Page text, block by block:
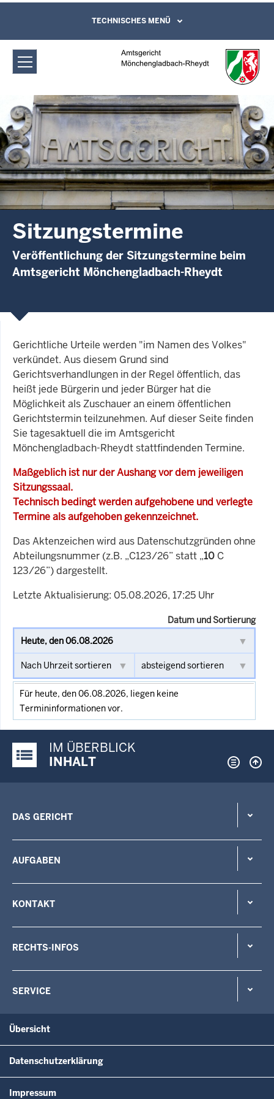
Amtsgericht Mönchengladbach-
Rheydt: Sitzungstermine
Direkt zum Inhalt
Leichte Sprache, Gebärdensprachenvideo
und Kontaktformular
TECHNISCHES MENÜ
Sitzungstermine
Veröffentlichung der Sitzungstermine beim
Amtsgericht Mönchengladbach-Rheydt
Gerichtliche Urteile werden "im Namen des Volkes"
verkündet. Aus diesem Grund sind
Gerichtsverhandlungen in der Regel öffentlich, das
heißt jede Bürgerin und jeder Bürger hat die
Möglichkeit als Zuschauer an einem öffentlichen
Gerichtstermin teilzunehmen. Auf dieser Seite finden
Sie tagesaktuell die im Amtsgericht
Mönchengladbach-Rheydt stattfindenden Termine.
Maßgeblich ist nur der Aushang vor dem jeweiligen
Sitzungssaal.
Technisch bedingt werden aufgehobene und verlegte
Termine als aufgehoben gekennzeichnet.
Das Aktenzeichen wird aus Datenschutzgründen ohne
Abteilungsnummer (z.B. „C123/26” statt „10 C
123/26”) dargestellt.
Letzte Aktualisierung: 05.08.2026, 17:25 Uhr
Datum und Sortierung
Für heute, den 06.08.2026, liegen keine
Termininformationen vor.
Justiz-Portal im Überblick:
IM ÜBERBLICK
INHALT
DAS GERICHT
AUFGABEN
KONTAKT
RECHTS-INFOS
SERVICE
Übersicht
Datenschutzerklärung
Impressum